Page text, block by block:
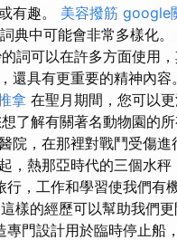
有趣。 美容撥筋 google
典中可能會非常多樣化。
詞可以在許多方面使用
還具有更重要的精神內容
拿 在聖月期間，您可以
了解有關著名動物園的
院，在那裡對戰鬥受傷進
，熱那亞時代的三個水
行，工作和學習使我們有
這樣的經歷可以幫助我們
專門設計用於臨時停止船